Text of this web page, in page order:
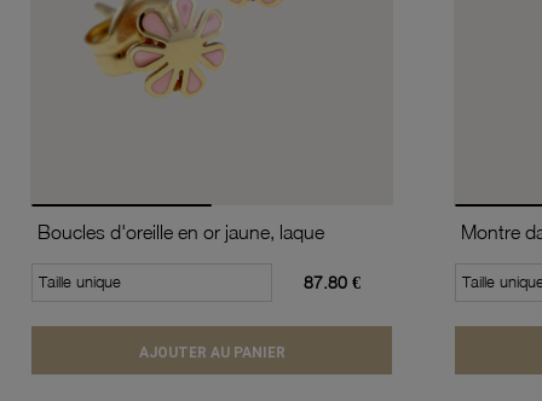
Boucles d'oreille en or jaune, laque
Taille unique 87.80 €
AJOUTER AU PANIER
Taille